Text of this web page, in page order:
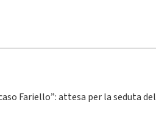
Fariello”: attesa per la seduta del